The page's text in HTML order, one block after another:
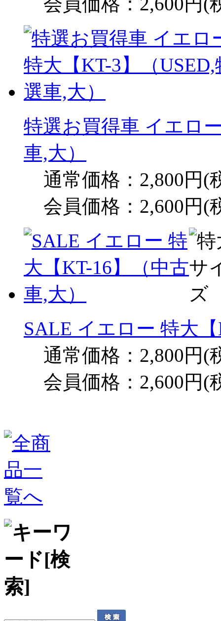
特選お買得車 イエロ
車,大）
通常価格：2,800円(
会員価格：2,600円(
SALE イエロー 特大
通常価格：2,800円(
会員価格：2,600円(